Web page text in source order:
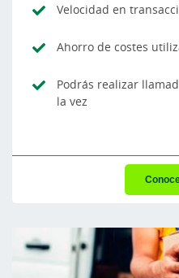
Velocidad en
Ahorro de costes
Podrás realizar
la vez